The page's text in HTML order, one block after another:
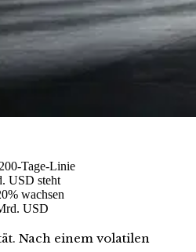
Tage-Linie
USD steht
wachsen
USD
Nach einem volatilen